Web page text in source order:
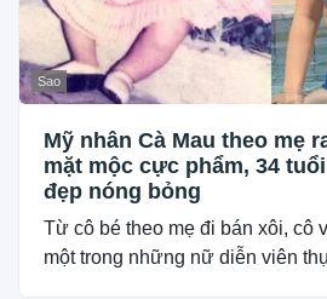
Sao
Mỹ nhân Cà Mau theo mẹ
mặt mộc cực phẩm, 34
đẹp nóng bỏng
Từ cô bé theo mẹ đi bán xôi, cô
một trong những nữ diễn viên